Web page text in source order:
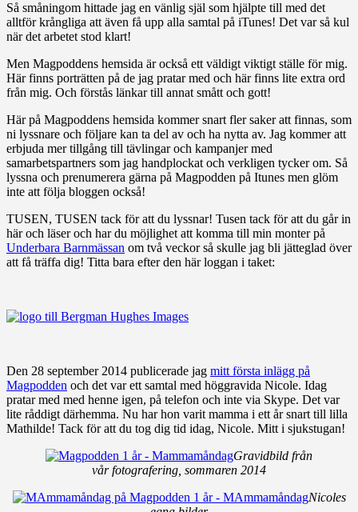
Så småningom hittade jag en vänlig själ som hjälpte till med det
alltför krångliga att även få upp alla samtal på iTunes! Det var så kul
när det arbetet stod klart!
Men Magpoddens hemsida är också ett väldigt viktigt ställe för mig.
Här finns porträtten på de jag pratar med och här finns lite extra ord
från mig. Och förstås länkar till annat smått och gott!
Här på Magpoddens hemsida kommer snart fler saker att finnas, som
ni lyssnare och följare kan ta del av och ha nytta av. Jag kommer att
erbjuda mer tillgång till tävlingar och kampanjer med
samarbetspartners som jag handplockat och verkligen tycker om. Så
lyssna och prenumerera gärna på Magpodden på Itunes men glöm
inte att följa bloggen också!
TUSEN, TUSEN tack för att du lyssnar! Tusen tack för att du går in
här och läser och har du möjlighet att komma till min monter på
Underbara Barnmässan om två veckor så skulle jag bli jätteglad över
att få träffa dig! Titta bara efter den här loggan i taket:
Den 28 september 2014 publicerade jag mitt första inlägg på
Magpodden och det var ett samtal med höggravida Nicole. Idag
pratar med med henne igen, på telefon och inte via Skype. Det var
lite råddigt därhemma. Nu har hon varit mamma i ett år snart till lilla
Mathilde! Tack för att du tog dig tid idag, Nicole. Mitt i sjukstugan!
Gravidbild från
vår fotografering, sommaren 2014
Nicoles